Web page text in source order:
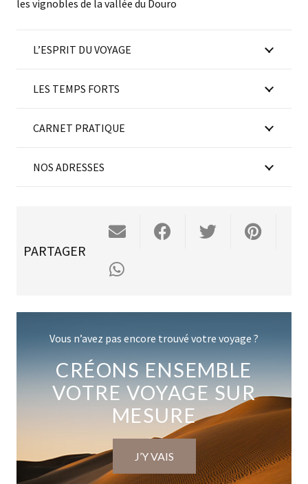
les vignobles de la vallée du Douro
L’ESPRIT DU VOYAGE
LES TEMPS FORTS
CARNET PRATIQUE
NOS ADRESSES
PARTAGER
Vous n’avez pas encore trouvé votre voyage ?
CRÉONS ENSEMBLE
VOTRE VOYAGE SUR
MESURE
J’Y VAIS